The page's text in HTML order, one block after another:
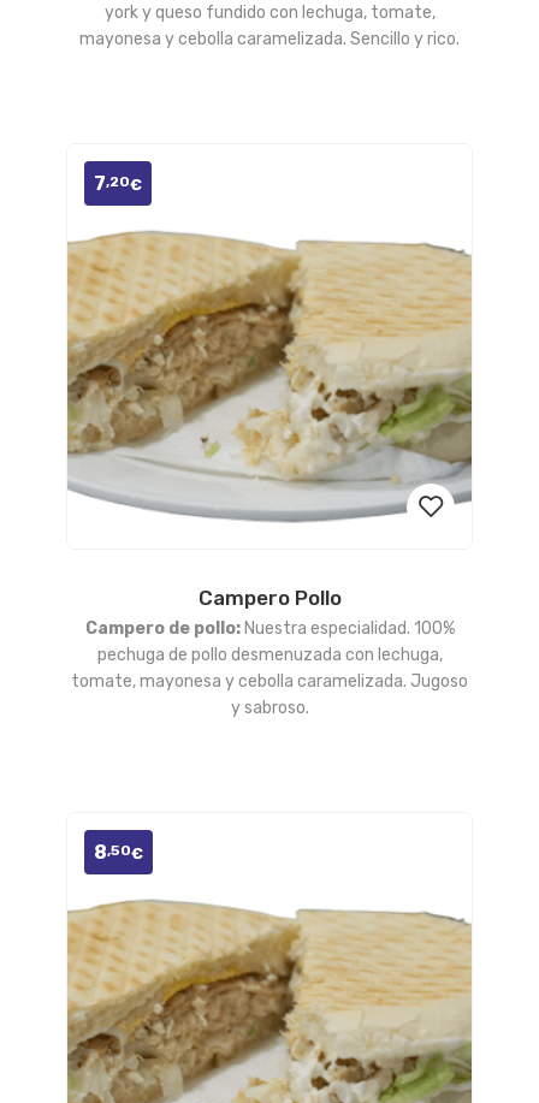
a la
lista
york y queso fundido con lechuga, tomate,
mayonesa y cebolla caramelizada. Sencillo y rico.
a la
lista
Campero Pollo
Campero de pollo:Nuestra especialidad. 100%
pechuga de pollo desmenuzada con lechuga,
tomate, mayonesa y cebolla caramelizada. Jugoso
y sabroso.
7,20€
8,50€